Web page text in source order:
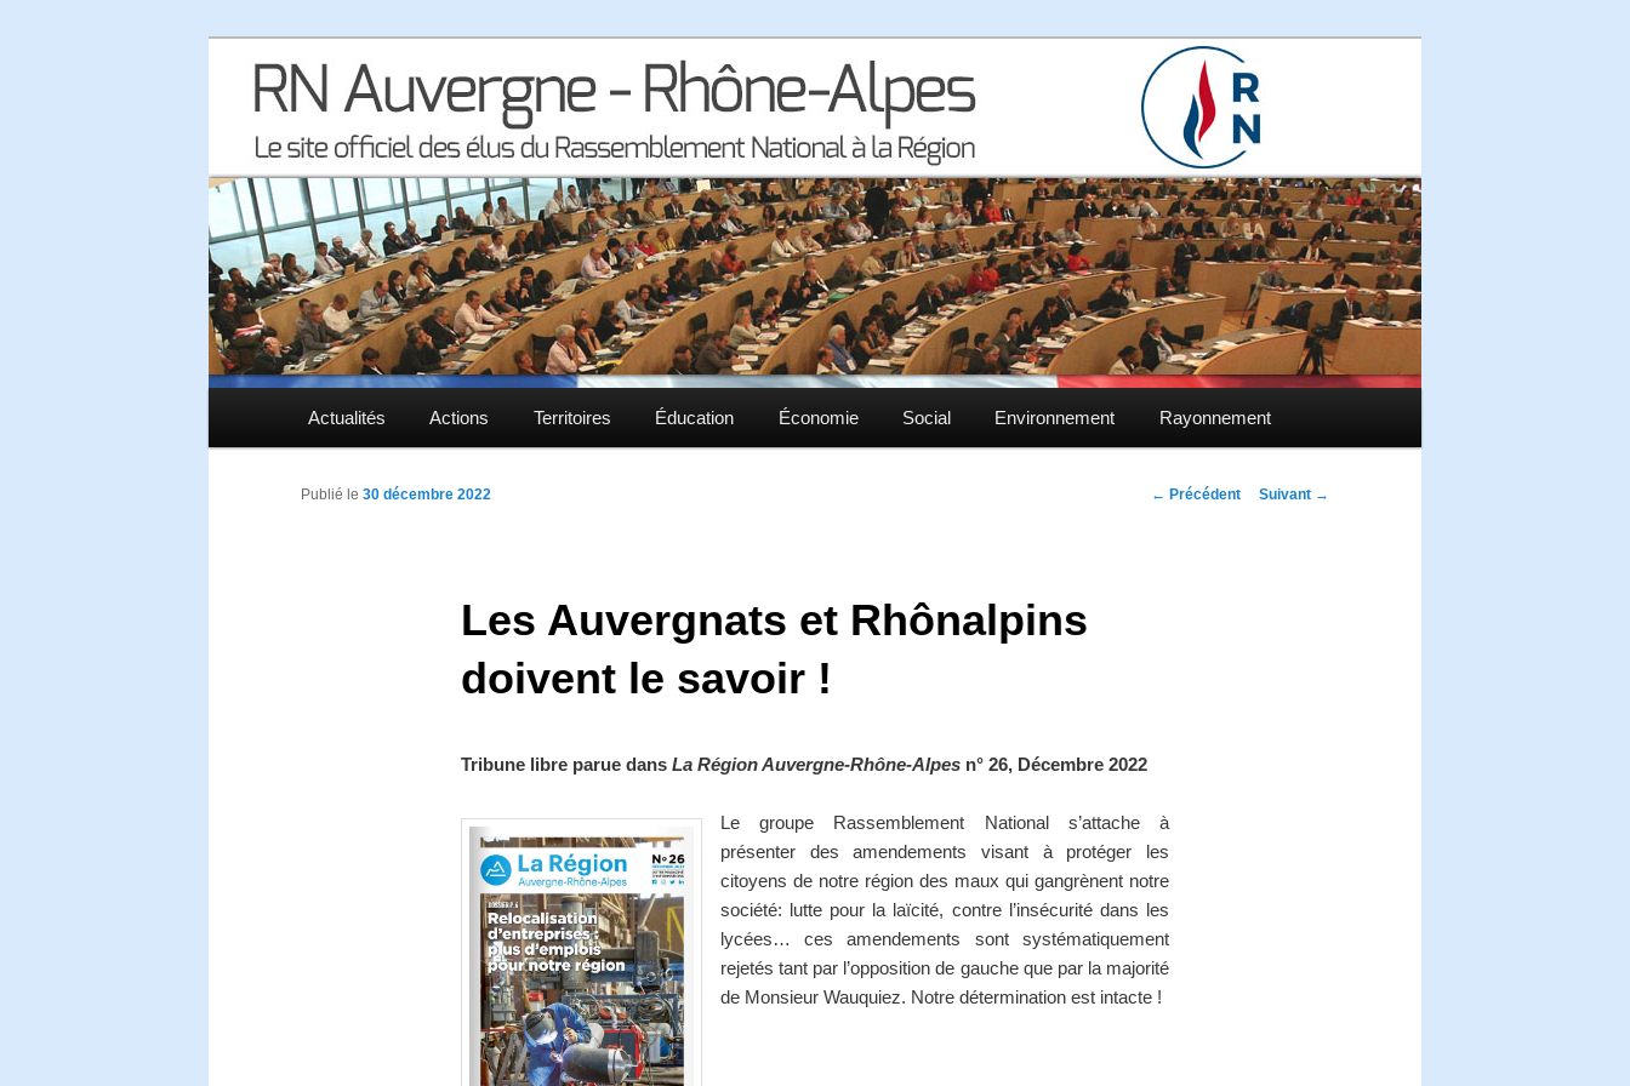
RN Auvergne – Rhône-Alpes
Aller au contenu principal
Aller au contenu secondaire
Actualités Actions Territoires Éducation Économie Social Environnement Rayonnement
Navigation des
← Précédent Suivant →
Les Auvergnats et Rhônalpins
doivent le savoir !
Publié le 30 décembre 2022
Tribune libre parue dans La Région Auvergne-Rhône-Alpes n° 26, Décembre 2022
Le groupe Rassemblement National s’attache à
présenter des amendements visant à protéger les
citoyens de notre région des maux qui gangrènent notre
société: lutte pour la laïcité, contre l’insécurité dans les
lycées… ces amendements sont systématiquement
rejetés tant par l’opposition de gauche que par la majorité
de Monsieur Wauquiez. Notre détermination est intacte !